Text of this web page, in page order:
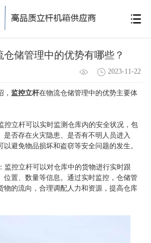
仓储管理中的优势有哪些？
2023-11-22
， 监控立杆在物流仓储管理中的优势主要体
控立杆可以实时监测仓库内的安全状况，包
是否存在火灾隐患、是否有不明人员进入
避免物品损坏和盗窃等安全问题的发生。
监控立杆可以对仓库中的货物进行实时跟
位置、数量等信息。通过实时监控，仓储管
物的流向，合理调配人力和资源，提高仓库